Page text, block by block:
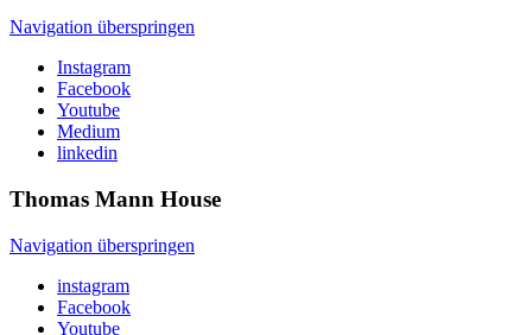
Navigation überspringen
Instagram
Facebook
Youtube
Medium
linkedin
Thomas Mann House
Navigation überspringen
instagram
Facebook
Youtube